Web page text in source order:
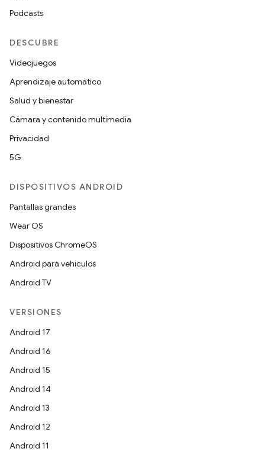
Podcasts
DESCUBRE
Videojuegos
Aprendizaje automático
Salud y bienestar
Cámara y contenido multimedia
Privacidad
5G
DISPOSITIVOS ANDROID
Pantallas grandes
Wear OS
Dispositivos ChromeOS
Android para vehículos
Android TV
VERSIONES
Android 17
Android 16
Android 15
Android 14
Android 13
Android 12
Android 11